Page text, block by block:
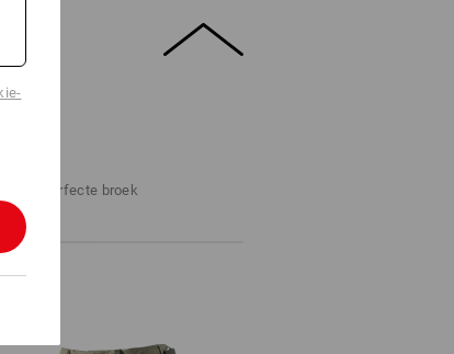
de perfecte broek